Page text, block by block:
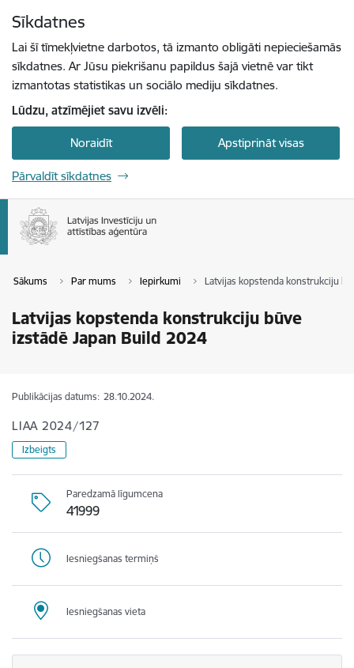
Sīkdatnes
Lai šī tīmekļvietne darbotos, tā izmanto obligāti nepieciešamās
sīkdatnes. Ar Jūsu piekrišanu papildus šajā vietnē var tikt
izmantotas statistikas un sociālo mediju sīkdatnes.
Lūdzu, atzīmējiet savu izvēli:
Noraidīt Apstiprināt visas
Pārvaldīt sīkdatnes
Sākums Par mums Iepirkumi Latvijas kopstenda konstrukciju
Latvijas kopstenda konstrukciju būve
izstādē Japan Build 2024
Publikācijas datums: 28.10.2024.
LIAA 2024/127
Izbeigts
Paredzamā līgumcena
41999
Iesniegšanas termiņš
Iesniegšanas vieta